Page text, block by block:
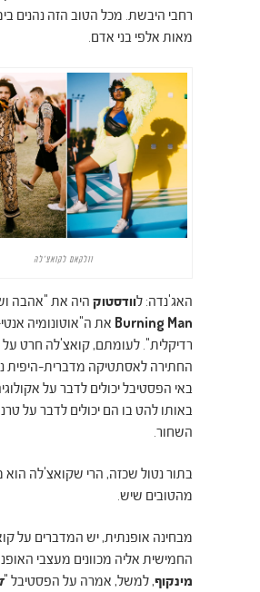
רחבי היבשת. מכל הטוב הזה נהנים
מאות אלפי בני אדם.
וולקאם לקואצ'לה
האג'נדה: לוודסטוק היה את "אהבה
Burning Man את ה"אוטונומיה
רדיקלית". לעומתם, קואצ'לה חרט על
החתירה לאסתטיקה מדברית-היפית
באי הפסטיבל יכולים לדבר על
באותו להט בו הם יכולים לדבר על
השחור.
בתור נטול שכזה, הרי שקואצ'לה הוא
מהטובים שיש.
מבחינה אופנתית, יש המדברים על
החמישית אליה מכוונים מעצבי
מינקוף, למשל, אמרה על הפסטיבל "